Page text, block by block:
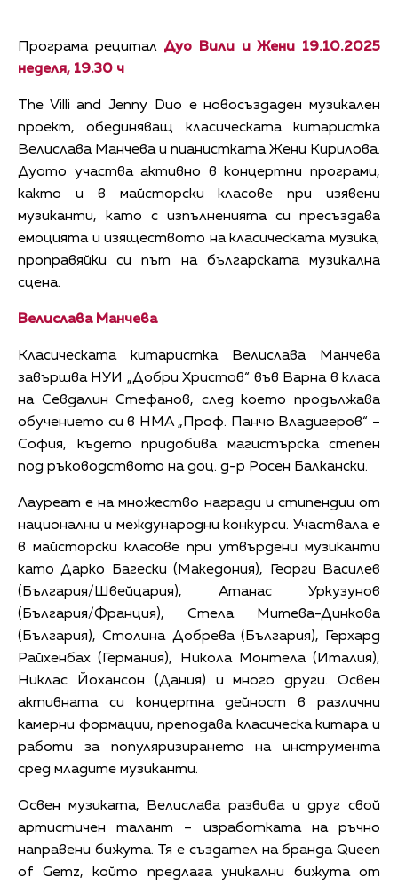
Програма рецитал Дуо Вили и Жени 19.10.2025
неделя, 19.30 ч
The Villi and Jenny Duo е новосъздаден музикален
проект, обединяващ класическата китаристка
Велислава Манчева и пианистката Жени Кирилова.
Дуото участва активно в концертни програми,
както и в майсторски класове при изявени
музиканти, като с изпълненията си пресъздава
емоцията и изяществото на класическата музика,
проправяйки си път на българската музикална
сцена.
Велислава Манчева
Класическата китаристка Велислава Манчева
завършва НУИ „Добри Христов“ във Варна в класа
на Севдалин Стефанов, след което продължава
обучението си в НМА „Проф. Панчо Владигеров“ –
София, където придобива магистърска степен
под ръководството на доц. д-р Росен Балкански.
Лауреат е на множество награди и стипендии от
национални и международни конкурси. Участвала е
в майсторски класове при утвърдени музиканти
като Дарко Багески (Македония), Георги Василев
(България/Швейцария), Атанас Уркузунов
(България/Франция), Стела Митева-Динкова
(България), Столина Добрева (България), Герхард
Райхенбах (Германия), Никола Монтела (Италия),
Никлас Йохансoн (Дания) и много други. Освен
активната си концертна дейност в различни
камерни формации, преподава класическа китара и
работи за популяризирането на инструмента
сред младите музиканти.
Освен музиката, Велислава развива и друг свой
артистичен талант – изработката на ръчно
направени бижута. Тя е създател на бранда Queen
of Gemz, който предлага уникални бижута от